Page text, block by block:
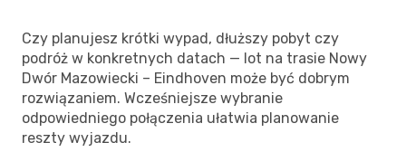
Czy planujesz krótki wypad, dłuższy pobyt czy
podróż w konkretnych datach — lot na trasie Nowy
Dwór Mazowiecki – Eindhoven może być dobrym
rozwiązaniem. Wcześniejsze wybranie
odpowiedniego połączenia ułatwia planowanie
reszty wyjazdu.